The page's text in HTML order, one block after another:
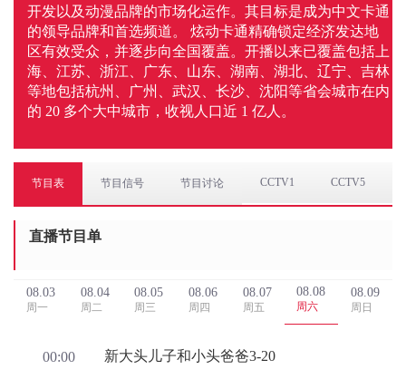
开发以及动漫品牌的市场化运作。其目标是成为中文卡通
的领导品牌和首选频道。 炫动卡通精确锁定经济发达地
区有效受众，并逐步向全国覆盖。开播以来已覆盖包括上
海、江苏、浙江、广东、山东、湖南、湖北、辽宁、吉林
等地包括杭州、广州、武汉、长沙、沈阳等省会城市在内
的 20 多个大中城市，收视人口近 1 亿人。
节目表 节目信号 节目讨论 CCTV1 CCTV5
直播节目单
08.03
周一
08.04
周二
08.05
周三
08.06
周四
08.07
周五
08.08
周六
08.09
周日
00:00 新大头儿子和小头爸爸3-20